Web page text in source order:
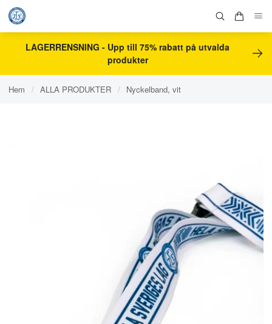
LAGERRENSNING - Upp till 75% rabatt på utvalda
produkter
Hem / ALLA PRODUKTER / Nyckelband, vit